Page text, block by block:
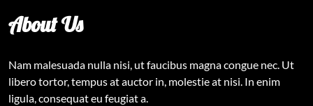
About Us
Nam malesuada nulla nisi, ut faucibus magna congue nec. Ut
libero tortor, tempus at auctor in, molestie at nisi. In enim
ligula, consequat eu feugiat a.